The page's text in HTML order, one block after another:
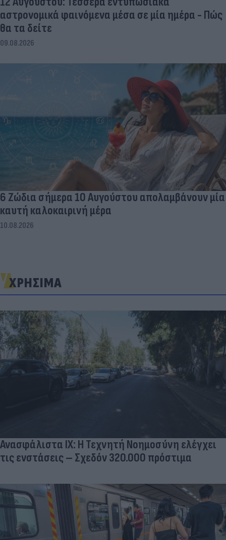
αστρονομικά φαινόμενα μέσα σε μία ημέρα - Πώς
θα τα δείτε
09.08.2026
6 Ζώδια σήμερα 10 Αυγούστου απολαμβάνουν μία
καυτή καλοκαιρινή μέρα
10.08.2026
ΧΡΗΣΙΜΑ
Ανασφάλιστα ΙΧ: Η Τεχνητή Νοημοσύνη ελέγχει
τις ενστάσεις – Σχεδόν 320.000 πρόστιμα